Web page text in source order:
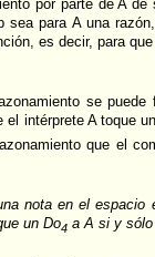
por parte de A
sea para A una
es decir, para
se puede
el intérprete A toque
que el
nota en el espacio
un Do4 a A si y